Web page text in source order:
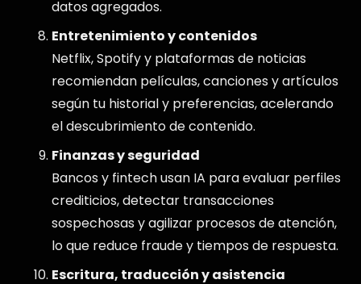
datos agregados.
Entretenimiento y contenidos
Netflix, Spotify y plataformas de noticias
recomiendan películas, canciones y artículos
según tu historial y preferencias, acelerando
el descubrimiento de contenido.
Finanzas y seguridad
Bancos y fintech usan IA para evaluar perfiles
crediticios, detectar transacciones
sospechosas y agilizar procesos de atención,
lo que reduce fraude y tiempos de respuesta.
Escritura, traducción y asistencia